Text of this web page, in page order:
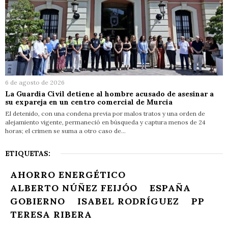
6 de agosto de 2026
La Guardia Civil detiene al hombre acusado de asesinar a
su expareja en un centro comercial de Murcia
El detenido, con una condena previa por malos tratos y una orden de
alejamiento vigente, permaneció en búsqueda y captura menos de 24
horas; el crimen se suma a otro caso de…
ETIQUETAS:
AHORRO ENERGÉTICO
ALBERTO NÚÑEZ FEIJÓO
ESPAÑA
GOBIERNO
ISABEL RODRÍGUEZ
PP
TERESA RIBERA